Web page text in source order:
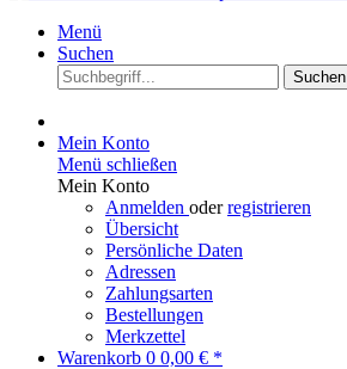
Menü
Suchen
Suchen
Mein Konto
Menü schließen
Mein Konto
Anmelden oderregistrieren
Übersicht
Persönliche Daten
Adressen
Zahlungsarten
Bestellungen
Merkzettel
Warenkorb 0 0,00 € *